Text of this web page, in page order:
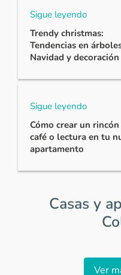
Sigue leyendo
Trendy christmas:
Tendencias en
Navidad y decoración
Sigue leyendo
Cómo crear un
café o lectura en tu
apartamento
Casas y
Ver